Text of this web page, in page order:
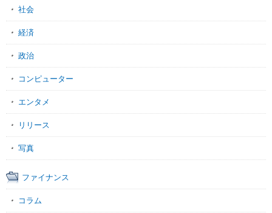
社会
経済
政治
コンピューター
エンタメ
リリース
写真
ファイナンス
コラム